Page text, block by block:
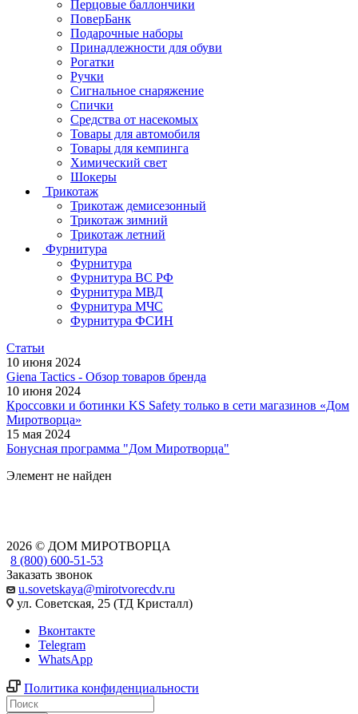
Перцовые баллончики
ПоверБанк
Подарочные наборы
Принадлежности для обуви
Рогатки
Ручки
Сигнальное снаряжение
Спички
Средства от насекомых
Товары для автомобиля
Товары для кемпинга
Химический свет
Шокеры
Трикотаж
Трикотаж демисезонный
Трикотаж зимний
Трикотаж летний
Фурнитура
Фурнитура
Фурнитура ВС РФ
Фурнитура МВД
Фурнитура МЧС
Фурнитура ФСИН
Статьи
10 июня 2024
Giena Tactics - Обзор товаров бренда
10 июня 2024
Кроссовки и ботинки KS Safety только в сети магазинов «Дом
Миротворца»
15 мая 2024
Бонусная программа "Дом Миротворца"
Элемент не найден
2026 © ДОМ МИРОТВОРЦА
8 (800) 600-51-53
Заказать звонок
u.sovetskaya@mirotvorecdv.ru
ул. Советская, 25 (ТД Кристалл)
Вконтакте
Telegram
WhatsApp
Политика конфиденциальности